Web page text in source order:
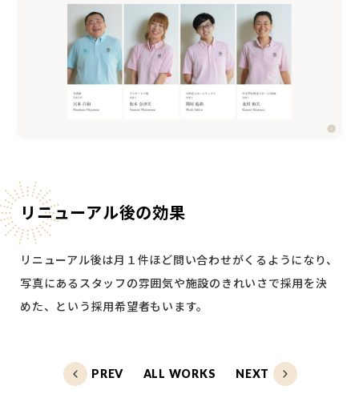
リニューアル後の効果
リニューアル後は月１件ほど問い合わせがくるようになり、
写真にあるスタッフの雰囲気や施設のきれいさで採用を決
めた、という採用希望者もいます。
PREV ALL WORKS NEXT